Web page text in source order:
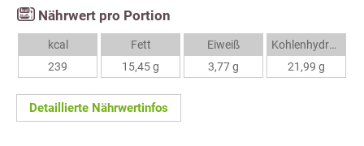
Nährwert pro Portion
kcal
239
Fett
15,45 g
Eiweiß
3,77 g
Kohlenhydrate
21,99 g
Detaillierte Nährwertinfos